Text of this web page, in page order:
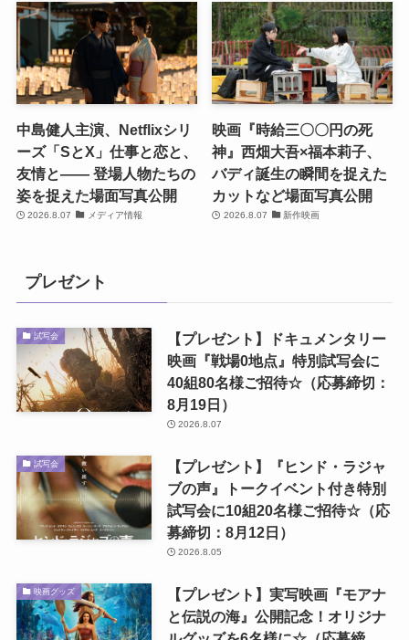
中島健人主演、Netflixシリ
ーズ「SとX」仕事と恋と、
友情と―― 登場人物たちの
姿を捉えた場面写真公開
2026.8.07 メディア情報
映画『時給三〇〇円の死
神』西畑大吾×福本莉子、
バディ誕生の瞬間を捉えた
カットなど場面写真公開
2026.8.07 新作映画
プレゼント
試写会
【プレゼント】ドキュメンタリー
映画『戦場0地点』特別試写会に
40組80名様ご招待☆（応募締切：
8月19日）
2026.8.07
試写会
【プレゼント】『ヒンド・ラジャ
ブの声』トークイベント付き特別
試写会に10組20名様ご招待☆（応
募締切：8月12日）
2026.8.05
映画グッズ
【プレゼント】実写映画『モアナ
と伝説の海』公開記念！オリジナ